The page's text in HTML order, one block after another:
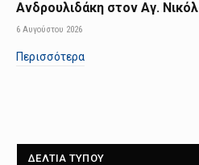
Ανδρουλιδάκη στον Αγ.
6 Αυγούστου 2026
Περισσότερα
ΔΕΛΤΙΑ ΤΥΠΟΥ